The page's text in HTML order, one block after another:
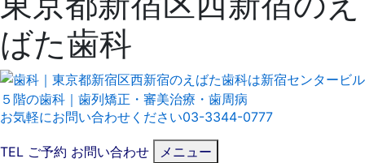
ばた歯科
お気軽にお問い合わせください03-3344-0777
TEL ご予約 お問い合わせ
メニュー